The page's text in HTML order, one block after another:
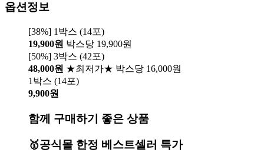
옵션정보
[38%] 1박스 (14포)
19,900원 박스당 19,900원
[50%] 3박스 (42포)
48,000원 ★최저가★ 박스당 16,000원
1박스 (14포)
9,900원
함께 구매하기 좋은 상품
🥇공식몰 한정 베스트셀러 특가